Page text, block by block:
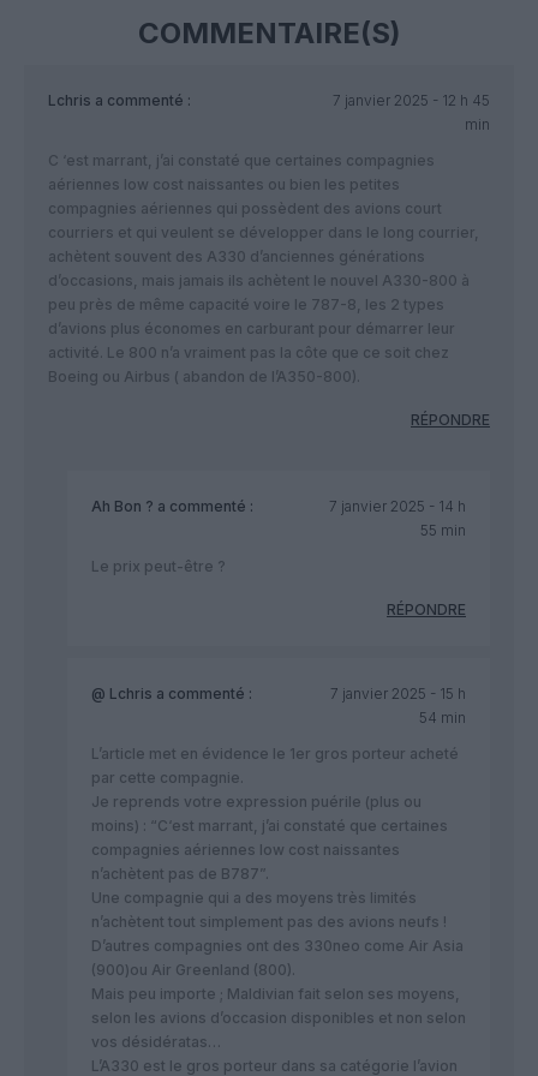
COMMENTAIRE(S)
Lchris a commenté :
7 janvier 2025 - 12 h 45
min
C ‘est marrant, j’ai constaté que certaines compagnies
aériennes low cost naissantes ou bien les petites
compagnies aériennes qui possèdent des avions court
courriers et qui veulent se développer dans le long courrier,
achètent souvent des A330 d’anciennes générations
d’occasions, mais jamais ils achètent le nouvel A330-800 à
peu près de même capacité voire le 787-8, les 2 types
d’avions plus économes en carburant pour démarrer leur
activité. Le 800 n’a vraiment pas la côte que ce soit chez
Boeing ou Airbus ( abandon de l’A350-800).
RÉPONDRE
Ah Bon ? a commenté :
7 janvier 2025 - 14 h
55 min
Le prix peut-être ?
RÉPONDRE
@ Lchris a commenté :
7 janvier 2025 - 15 h
54 min
L’article met en évidence le 1er gros porteur acheté
par cette compagnie.
Je reprends votre expression puérile (plus ou
moins) : “C‘est marrant, j’ai constaté que certaines
compagnies aériennes low cost naissantes
n’achètent pas de B787”.
Une compagnie qui a des moyens très limités
n’achètent tout simplement pas des avions neufs !
D’autres compagnies ont des 330neo come Air Asia
(900)ou Air Greenland (800).
Mais peu importe ; Maldivian fait selon ses moyens,
selon les avions d’occasion disponibles et non selon
vos désidératas…
L’A330 est le gros porteur dans sa catégorie l’avion